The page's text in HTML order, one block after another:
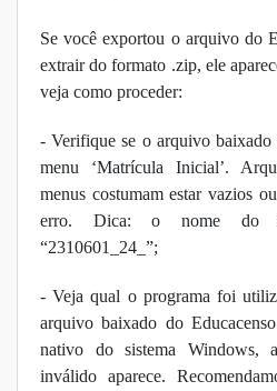
Se você exportou o arquivo do
extrair do formato .zip, ele
veja como proceder:
- Verifique se o arquivo baixado
menu ‘Matrícula Inicial’.
menus costumam estar vazios
erro. Dica: o nome do
“2310601_24_”;
- Veja qual o programa foi
arquivo baixado do
nativo do sistema Windows,
inválido aparece.